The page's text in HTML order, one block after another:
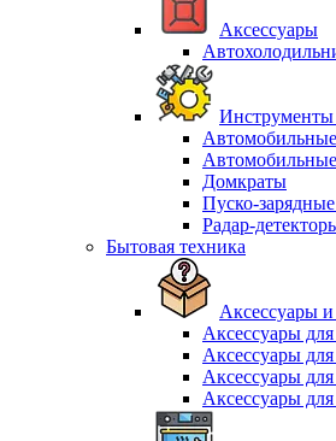
Аксессуары
Инструменты
Домкраты
Пуско-
Радар-
Бытовая техника
Аксессуары
Аксессуары
Аксессуары
Аксессуары
Аксессуары